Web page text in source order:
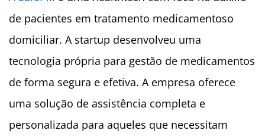
de pacientes em tratamento medicamentoso
domiciliar. A startup desenvolveu uma
tecnologia própria para gestão de medicamentos
de forma segura e efetiva. A empresa oferece
uma solução de assistência completa e
personalizada para aqueles que necessitam